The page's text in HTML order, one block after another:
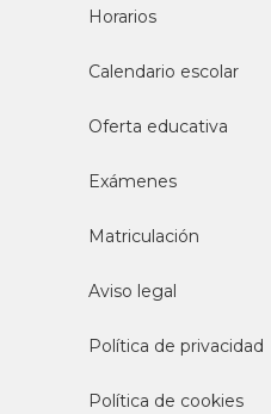
Horarios
Calendario escolar
Oferta educativa
Exámenes
Matriculación
Aviso legal
Política de privacidad
Política de cookies